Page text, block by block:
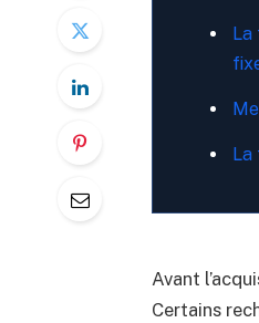
La
La
Avant
Certains